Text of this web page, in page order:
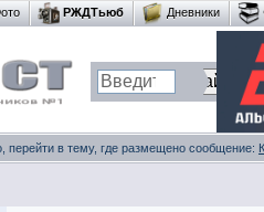
РЖДТьюб Дневники
перейти в тему, где размещено сообщение: